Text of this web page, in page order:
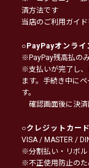
済方法です
当店のご利用ガイ
○PayPayオンライ
※PayPay残高払の
※支払いが完了し、
ます。手続き中に
す。
確認画面後に決済
○クレジットカー
VISA / MASTER /
※分割払い・リボル
※不正使用防止のた